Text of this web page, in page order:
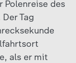
Polenreise des
Tag
als er mit